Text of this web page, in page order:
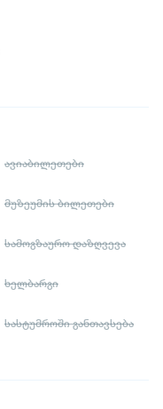
ავიაბილეთები
მუზეუმის ბილეთები
სამოგზაურო დაზღვევა
ხელბარგი
სასტუმროში განთავსება